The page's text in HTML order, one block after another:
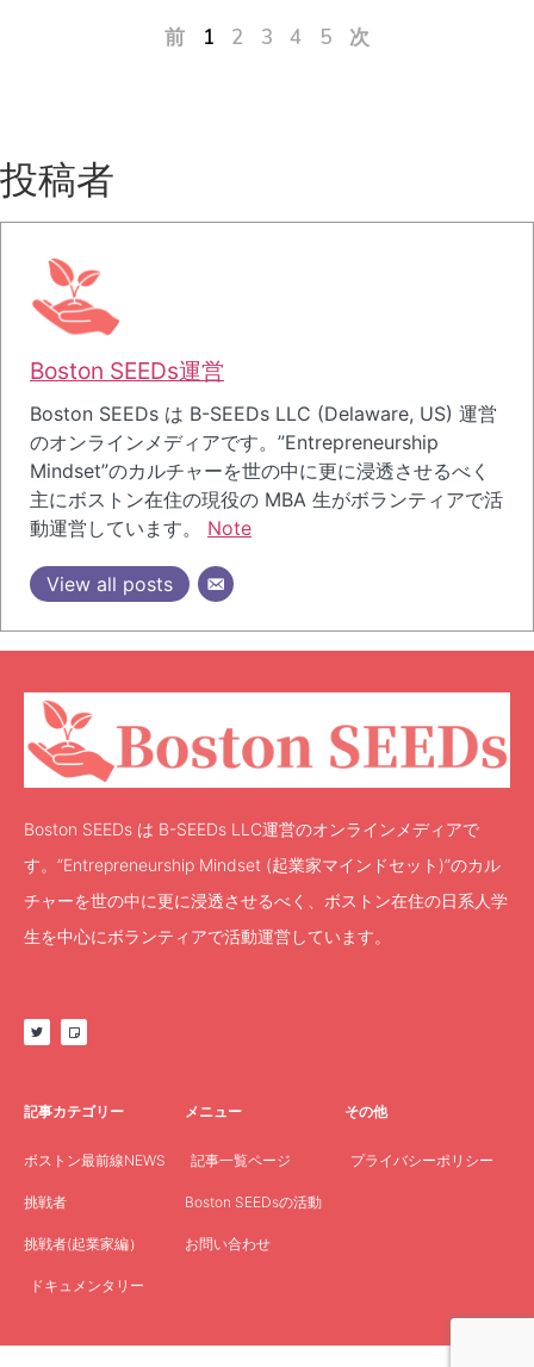
前 1 2 3 4 5 次
投稿者
Boston SEEDs運営
Boston SEEDs は B-SEEDs LLC (Delaware, US) 運営
のオンラインメディアです。”Entrepreneurship
Mindset”のカルチャーを世の中に更に浸透させるべく
主にボストン在住の現役の MBA 生がボランティアで活
動運営しています。 Note
View all posts
Boston SEEDs は B-SEEDs LLC運営のオンラインメディアで
す。”Entrepreneurship Mindset (起業家マインドセット)”のカル
チャーを世の中に更に浸透させるべく、ボストン在住の日系人学
生を中心にボランティアで活動運営しています。
記事カテゴリー
ボストン最前線NEWS
挑戦者
挑戦者(起業家編）
ドキュメンタリー
メニュー
記事一覧ページ
Boston SEEDsの活動
お問い合わせ
その他
プライバシーポリシー